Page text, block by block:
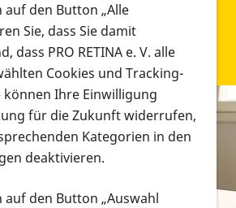
auf den Button „Alle
Sie, dass Sie damit
dass PRO RETINA e. V. alle
Cookies und Tracking-
können Ihre Einwilligung
für die Zukunft widerrufen,
Kategorien in den
deaktivieren.
auf den Button „Auswahl